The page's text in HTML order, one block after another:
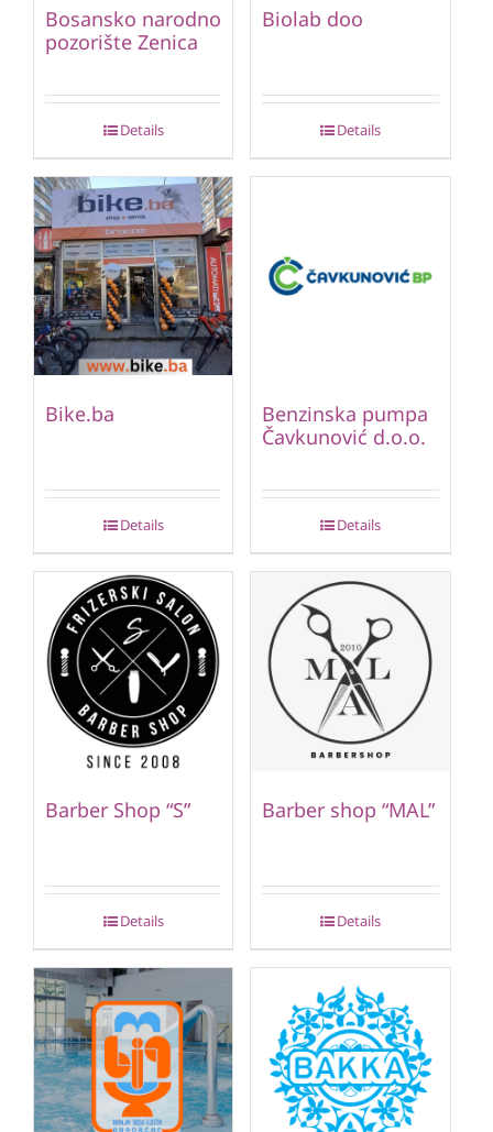
Bosansko narodno
pozorište Zenica
Details
Biolab doo
Details
Bike.ba
Details
Benzinska pumpa
Čavkunović d.o.o.
Details
Barber Shop “S”
Details
Barber shop “MAL”
Details